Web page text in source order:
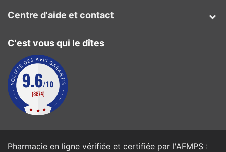
C'est vous qui le dîtes
Centre d'aide et contact
Pharmacie en ligne vérifiée et certifiée par l'AFMPS :